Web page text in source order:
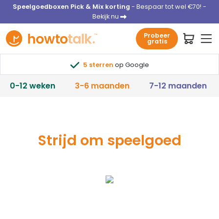
Speelgoedboxen Pick & Mix korting - Bespaar tot wel €70! -
Bekijk nu
Probeer
gratis
5 sterren op Google
0-12 weken 3-6 maanden 7-12 maanden
Strijd om speelgoed